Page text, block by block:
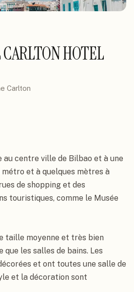
HOTEL
Carlton
centre ville de Bilbao et à une
et à quelques mètres à
de shopping et des
touristiques, comme le Musée
taille moyenne et très bien
que les salles de bains. Les
et ont toutes une salle de
et la décoration sont